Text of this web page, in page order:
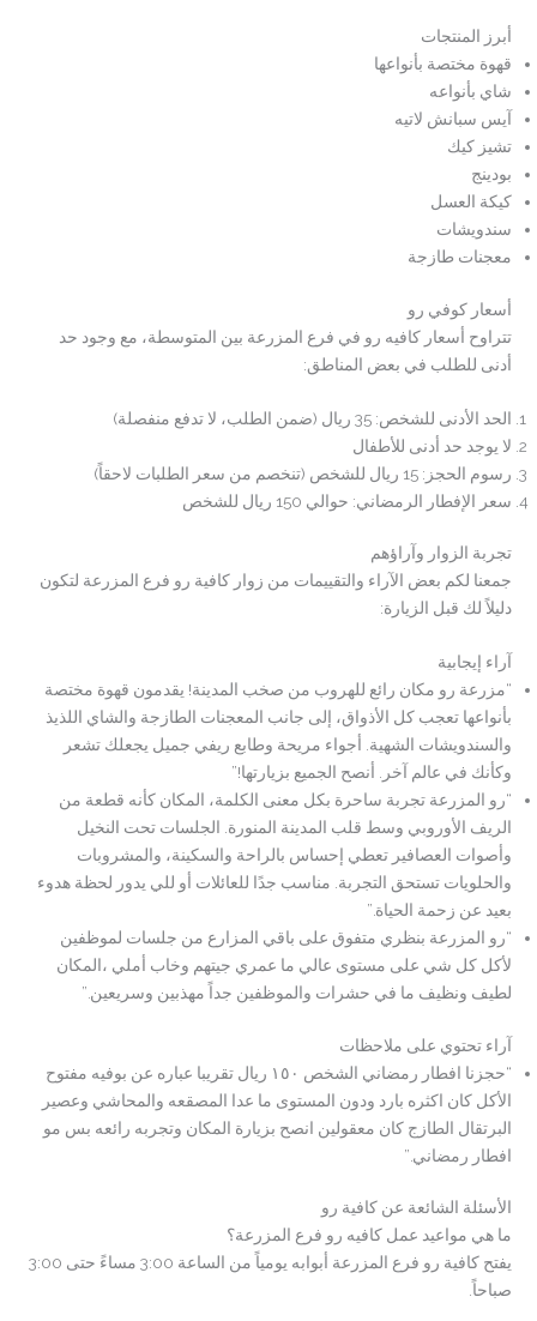
أبرز المنتجات
قهوة مختصة بأنواعها
شاي بأنواعه
آيس سبانش لاتيه
تشيز كيك
بودينج
كيكة العسل
سندويشات
معجنات طازجة
أسعار كوفي رو
تتراوح أسعار كافيه رو في فرع المزرعة بين المتوسطة، مع وجود حد
أدنى للطلب في بعض المناطق:
الحد الأدنى للشخص: 35 ريال (ضمن الطلب، لا تدفع منفصلة)
لا يوجد حد أدنى للأطفال
رسوم الحجز: 15 ريال للشخص (تنخصم من سعر الطلبات لاحقاً)
سعر الإفطار الرمضاني: حوالي 150 ريال للشخص
تجربة الزوار وآراؤهم
جمعنا لكم بعض الآراء والتقييمات من زوار كافية رو فرع المزرعة لتكون
دليلاً لك قبل الزيارة:
آراء إيجابية
“مزرعة رو مكان رائع للهروب من صخب المدينة! يقدمون قهوة مختصة
بأنواعها تعجب كل الأذواق، إلى جانب المعجنات الطازجة والشاي اللذيذ
والسندويشات الشهية. أجواء مريحة وطابع ريفي جميل يجعلك تشعر
وكأنك في عالم آخر. أنصح الجميع بزيارتها!”
“رو المزرعة تجربة ساحرة بكل معنى الكلمة، المكان كأنه قطعة من
الريف الأوروبي وسط قلب المدينة المنورة. الجلسات تحت النخيل
وأصوات العصافير تعطي إحساس بالراحة والسكينة، والمشروبات
والحلويات تستحق التجربة. مناسب جدًا للعائلات أو للي يدور لحظة هدوء
بعيد عن زحمة الحياة.”
“رو المزرعة بنظري متفوق على باقي المزارع من جلسات لموظفين
لأكل كل شي على مستوى عالي ما عمري جيتهم وخاب أملي ،المكان
لطيف ونظيف ما في حشرات والموظفين جداً مهذبين وسريعين.”
آراء تحتوي على ملاحظات
“حجزنا افطار رمضاني الشخص ١٥٠ ريال تقريبا عباره عن بوفيه مفتوح
الأكل كان اكثره بارد ودون المستوى ما عدا المصقعه والمحاشي وعصير
البرتقال الطازج كان معقولين انصح بزيارة المكان وتجربه رائعه بس مو
افطار رمضاني.”
الأسئلة الشائعة عن كافية رو
ما هي مواعيد عمل كافيه رو فرع المزرعة؟
يفتح كافية رو فرع المزرعة أبوابه يومياً من الساعة 3:00 مساءً حتى 3:00
صباحاً.